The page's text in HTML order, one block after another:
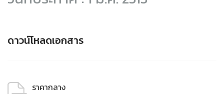
ดาวน์โหลดเอกสาร
ราคากลาง